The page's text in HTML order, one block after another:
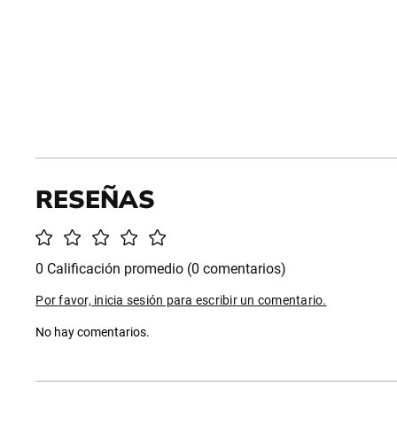
0 Calificación promedio (0 comentarios)
Por favor, inicia sesión para escribir un comentario.
No hay comentarios.